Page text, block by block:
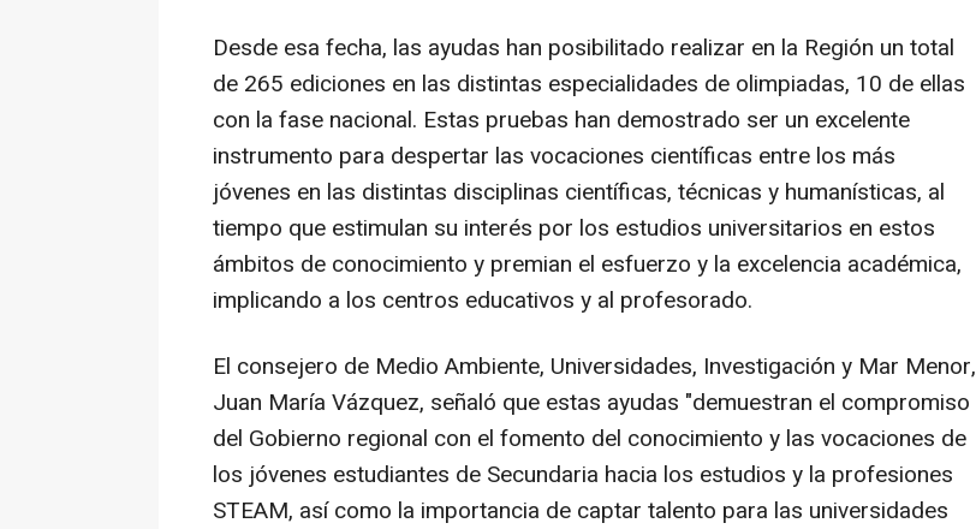
Desde esa fecha, las ayudas han posibilitado realizar en la Región un total
de 265 ediciones en las distintas especialidades de olimpiadas, 10 de ellas
con la fase nacional. Estas pruebas han demostrado ser un excelente
instrumento para despertar las vocaciones científicas entre los más
jóvenes en las distintas disciplinas científicas, técnicas y humanísticas, al
tiempo que estimulan su interés por los estudios universitarios en estos
ámbitos de conocimiento y premian el esfuerzo y la excelencia académica,
implicando a los centros educativos y al profesorado.
El consejero de Medio Ambiente, Universidades, Investigación y Mar Menor,
Juan María Vázquez, señaló que estas ayudas "demuestran el compromiso
del Gobierno regional con el fomento del conocimiento y las vocaciones de
los jóvenes estudiantes de Secundaria hacia los estudios y la profesiones
STEAM, así como la importancia de captar talento para las universidades